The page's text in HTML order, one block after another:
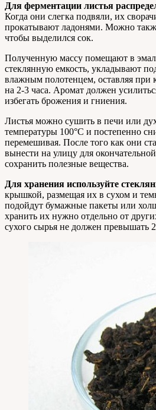
Для ферментации листья
Когда они слегка подвяли, их
прокатывают ладонями. Можно
чтобы выделился сок.
Полученную массу помещают в
стеклянную емкость, укладывают
влажным полотенцем, оставляя при
на 2-3 часа. Аромат должен
избегать брожения и гниения.
Листья можно сушить в печи или
температуры 100°C и постепенно
перемешивая. После того как они
вынести на улицу для
сохранить полезные вещества.
Для хранения используйте
крышкой, размещая их в сухом и
подойдут бумажные пакеты или
хранить их нужно отдельно от
сухого сырья не должен превышать 2